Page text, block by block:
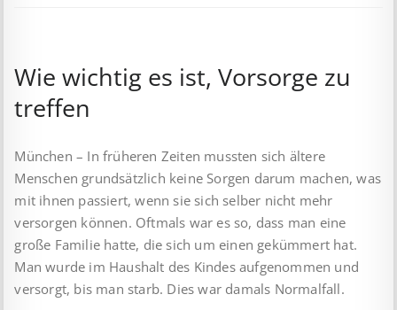
Wie wichtig es ist, Vorsorge zu
treffen
München – In früheren Zeiten mussten sich ältere
Menschen grundsätzlich keine Sorgen darum machen, was
mit ihnen passiert, wenn sie sich selber nicht mehr
versorgen können. Oftmals war es so, dass man eine
große Familie hatte, die sich um einen gekümmert hat.
Man wurde im Haushalt des Kindes aufgenommen und
versorgt, bis man starb. Dies war damals Normalfall.